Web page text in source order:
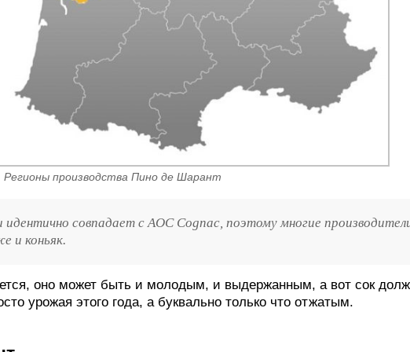
Регионы производства Пино де Шарант
совпадает с AOC Cognac, поэтому многие
и коньяк.
оно может быть и молодым, и выдержанным, а вот сок
урожая этого года, а буквально только что отжатым.